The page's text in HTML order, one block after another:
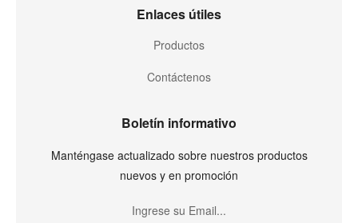
Enlaces útiles
Productos
Contáctenos
Boletín informativo
Manténgase actualizado sobre nuestros productos
nuevos y en promoción